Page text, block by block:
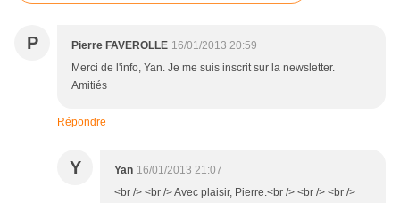
P Pierre FAVEROLLE 16/01/2013 20:59
Merci de l'info, Yan. Je me suis inscrit sur la newsletter.
Amitiés
Répondre
Y Yan 16/01/2013 21:07
<br /> <br /> Avec plaisir, Pierre.<br /> <br /> <br />